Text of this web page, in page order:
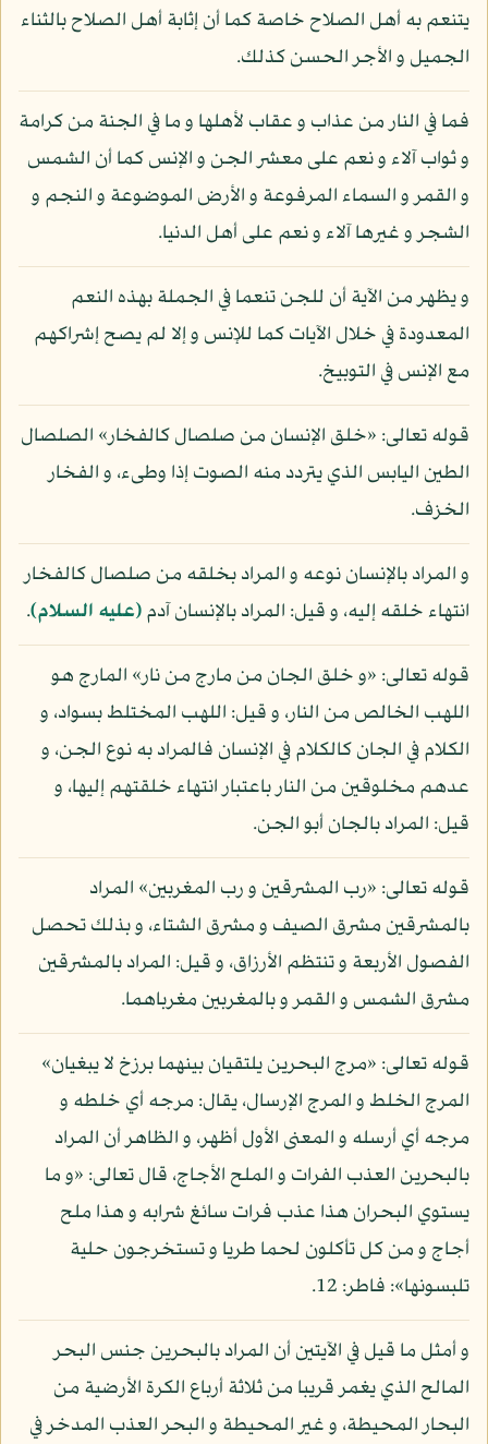
يتنعم به أهل الصلاح خاصة كما أن إثابة أهل الصلاح بالثناء
الجميل و الأجر الحسن كذلك.
فما في النار من عذاب و عقاب لأهلها و ما في الجنة من كرامة
و ثواب آلاء و نعم على معشر الجن و الإنس كما أن الشمس
و القمر و السماء المرفوعة و الأرض الموضوعة و النجم و
الشجر و غيرها آلاء و نعم على أهل الدنيا.
و يظهر من الآية أن للجن تنعما في الجملة بهذه النعم
المعدودة في خلال الآيات كما للإنس و إلا لم يصح إشراكهم
مع الإنس في التوبيخ.
قوله تعالى: «خلق الإنسان من صلصال كالفخار» الصلصال
الطين اليابس الذي يتردد منه الصوت إذا وطىء، و الفخار
الخزف.
و المراد بالإنسان نوعه و المراد بخلقه من صلصال كالفخار
انتهاء خلقه إليه، و قيل: المراد بالإنسان آدم(عليه السلام).
قوله تعالى: «و خلق الجان من مارج من نار» المارج هو
اللهب الخالص من النار، و قيل: اللهب المختلط بسواد، و
الكلام في الجان كالكلام في الإنسان فالمراد به نوع الجن، و
عدهم مخلوقين من النار باعتبار انتهاء خلقتهم إليها، و
قيل: المراد بالجان أبو الجن.
قوله تعالى: «رب المشرقين و رب المغربين» المراد
بالمشرقين مشرق الصيف و مشرق الشتاء، و بذلك تحصل
الفصول الأربعة و تنتظم الأرزاق، و قيل: المراد بالمشرقين
مشرق الشمس و القمر و بالمغربين مغرباهما.
قوله تعالى: «مرج البحرين يلتقيان بينهما برزخ لا يبغيان»
المرج الخلط و المرج الإرسال، يقال: مرجه أي خلطه و
مرجه أي أرسله و المعنى الأول أظهر، و الظاهر أن المراد
بالبحرين العذب الفرات و الملح الأجاج، قال تعالى: «و ما
يستوي البحران هذا عذب فرات سائغ شرابه و هذا ملح
أجاج و من كل تأكلون لحما طريا و تستخرجون حلية
تلبسونها»: فاطر: 12.
و أمثل ما قيل في الآيتين أن المراد بالبحرين جنس البحر
المالح الذي يغمر قريبا من ثلاثة أرباع الكرة الأرضية من
البحار المحيطة، و غير المحيطة و البحر العذب المدخر في